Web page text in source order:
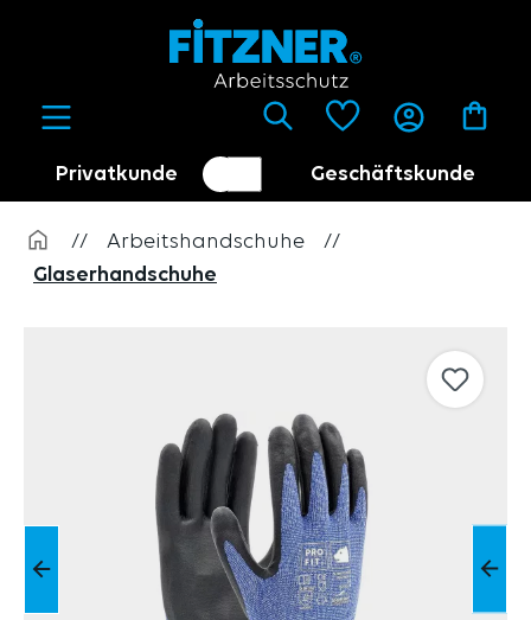
Privatkunde
Kundenumschalter
Geschäftskunde
Händler
// Arbeitshandschuhe
//
Glaserhandschuhe